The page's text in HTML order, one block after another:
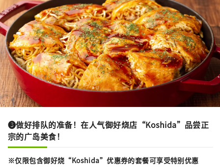
❸做好排队的准备！在人气御好烧店“Koshida”品尝正
宗的广岛美食！
※仅限包含御好烧“Koshida”优惠券的套餐可享受特别优惠